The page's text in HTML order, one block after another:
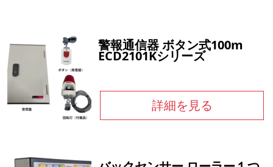
警報通信器 ボタン式100m
ECD2101Kシリーズ
詳細を見る